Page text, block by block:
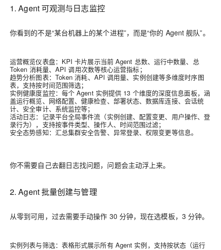
1. Agent 可观测与日志监控
你看到的不是“某台机器上的某个进程”，而是“你的 Agent 舰队”。
运营概览仪表盘：KPI 卡片展示当前 Agent 总数、运行中数量、总
Token 消耗量、API 调用次数等核心运营指标；
趋势分析图表：Token 消耗、API 调用量、实例创建等多维度时序图
表，支持按时间范围筛选；
实例健康度监控：每个 Agent 实例提供 13 个维度的深度信息面板，涵
盖运行概览、网络配置、健康检查、部署状态、数据库连接、会话统
计、安全审计、系统监控等；
活动日志：记录平台全局事件流（实例创建、配置变更、用户操作、登
录行为），支持按事件类型、操作人、时间范围过滤；
安全态势感知：汇总集群安全告警、异常登录、权限变更等信息。
你不需要自己去翻日志找问题，问题会主动浮上来。
2. Agent 批量创建与管理
从零到可用，过去需要手动操作 30 分钟，现在选模板，3 分钟。
实例列表与筛选：表格形式展示所有 Agent 实例，支持按状态（运行